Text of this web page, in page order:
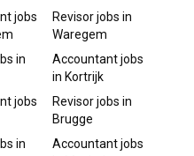
jobs
Revisorjobs in
Waregem
in
Accountantjobs
in Kortrijk
jobs
Revisorjobs in
Brugge
in
Accountantjobs